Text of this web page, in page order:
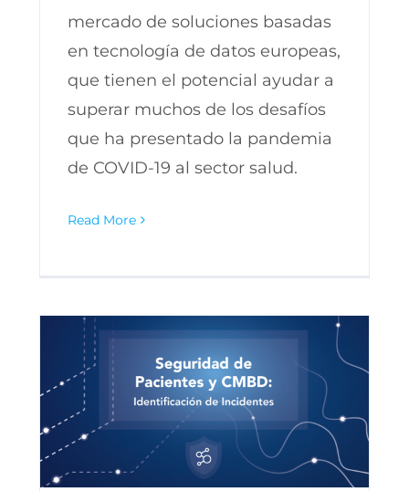
mercado de soluciones basadas
en tecnología de datos europeas,
que tienen el potencial ayudar a
superar muchos de los desafíos
que ha presentado la pandemia
de COVID-19 al sector salud.
Read More